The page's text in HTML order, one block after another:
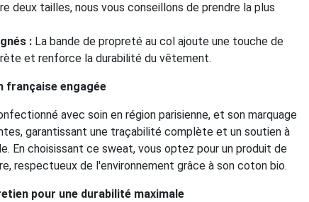
deux tailles, nous vous conseillons de prendre la plus
: La bande de propreté au col ajoute une touche de
et renforce la durabilité du vêtement.
française engagée
avec soin en région parisienne, et son marquage
garantissant une traçabilité complète et un soutien à
En choisissant ce sweat, vous optez pour un produit de
respectueux de l'environnement grâce à son coton bio.
pour une durabilité maximale